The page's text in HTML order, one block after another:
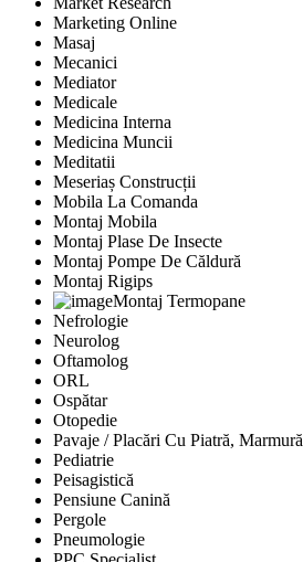
Marketing Online
Masaj
Mecanici
Mediator
Medicale
Medicina Interna
Medicina Muncii
Meditatii
Meseriaș Construcții
Mobila La Comanda
Montaj Mobila
Montaj Plase De Insecte
Montaj Pompe De Căldură
Montaj Rigips
Montaj Termopane
Nefrologie
Neurolog
Oftamolog
ORL
Ospătar
Otopedie
Pavaje / Placări Cu Piatră, Marmură
Pediatrie
Peisagistică
Pensiune Canină
Pergole
Pneumologie